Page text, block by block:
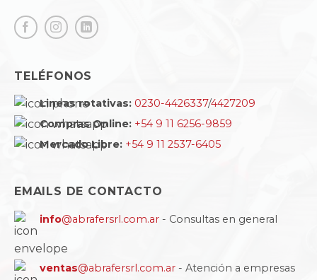
TELÉFONOS
Lineas rotativas: 0230-4426337/4427209
Compras Online: +54 9 11 6256-9859
Mercado Libre: +54 9 11 2537-6405
EMAILS DE CONTACTO
info@abrafersrl.com.ar - Consultas en general
ventas@abrafersrl.com.ar - Atención a empresas